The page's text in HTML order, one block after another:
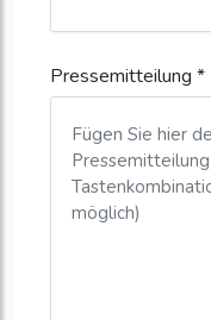
Pressemitteilung *